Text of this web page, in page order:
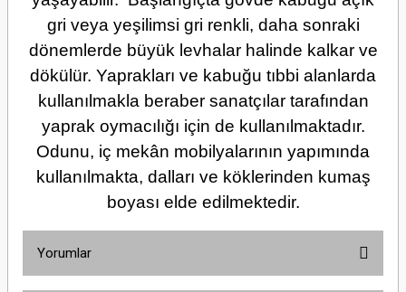
gri veya yeşilimsi gri renkli, daha sonraki
dönemlerde büyük levhalar halinde kalkar ve
dökülür. Yaprakları ve kabuğu tıbbi alanlarda
kullanılmakla beraber sanatçılar tarafından
yaprak oymacılığı için de kullanılmaktadır.
Odunu, iç mekân mobilyalarının yapımında
kullanılmakta, dalları ve köklerinden kumaş
boyası elde edilmektedir.
Yorumlar